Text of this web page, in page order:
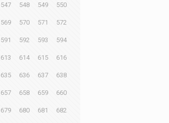
547 548 549 550
569 570 571 572
591 592 593 594
613 614 615 616
635 636 637 638
657 658 659 660
679 680 681 682